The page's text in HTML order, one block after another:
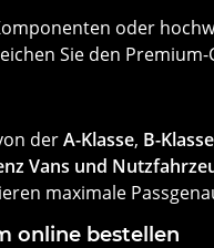
oder
Sie den
derA-Klasse, B-Klasse
Vans und
maximale
online bestellen